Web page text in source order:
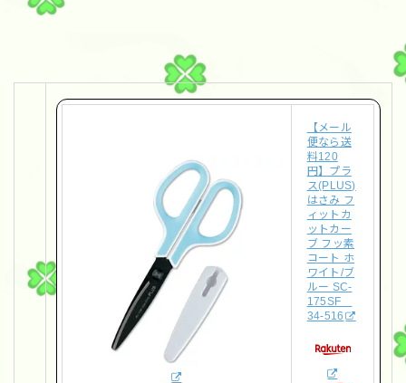
【メール
便なら送
料120
円】プラ
ス(PLUS)
はさみ フ
ィットカ
ットカー
ブ フッ素
コート ホ
ワイト/ブ
ルー SC-
175SF
34-516